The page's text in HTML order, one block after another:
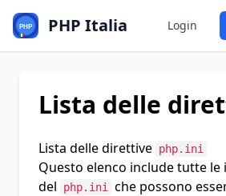
PHP Italia Login
Lista delle
Lista delle direttive php.ini
Questo elenco include tutte le
del
php.ini
che possono